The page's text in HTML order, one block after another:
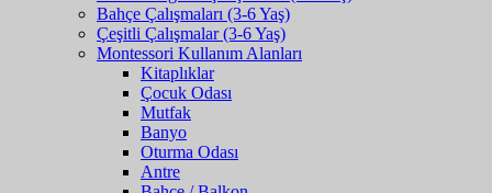
Bahçe Çalışmaları (3-6 Yaş)
Çeşitli Çalışmalar (3-6 Yaş)
Montessori Kullanım Alanları
Kitaplıklar
Çocuk Odası
Mutfak
Banyo
Oturma Odası
Antre